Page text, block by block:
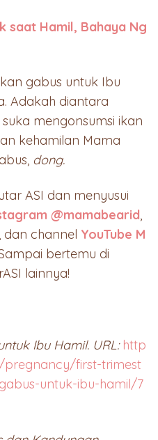
saat Hamil, Bahaya Ng
gabus untuk Ibu
Adakah diantara
mengonsumsi ikan
kehamilan Mama
dong.
ASI dan menyusui
@mamabearid,
, dan channel YouTube M
bertemu di
lainnya!
Ibu Hamil. URL: http
first-trimest
untuk-ibu-hamil/7